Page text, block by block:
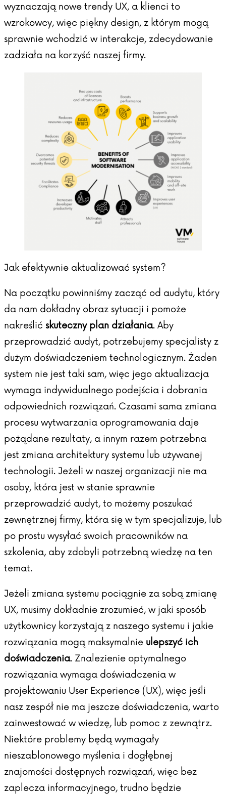
wyznaczają nowe trendy UX, a klienci to
wzrokowcy, więc piękny design, z którym mogą
sprawnie wchodzić w interakcje, zdecydowanie
zadziała na korzyść naszej firmy.
Jak efektywnie aktualizować system?
Na początku powinniśmy zacząć od audytu, który
da nam dokładny obraz sytuacji i pomoże
nakreślić skuteczny plan działania. Aby
przeprowadzić audyt, potrzebujemy specjalisty z
dużym doświadczeniem technologicznym. Żaden
system nie jest taki sam, więc jego aktualizacja
wymaga indywidualnego podejścia i dobrania
odpowiednich rozwiązań. Czasami sama zmiana
procesu wytwarzania oprogramowania daje
pożądane rezultaty, a innym razem potrzebna
jest zmiana architektury systemu lub używanej
technologii. Jeżeli w naszej organizacji nie ma
osoby, która jest w stanie sprawnie
przeprowadzić audyt, to możemy poszukać
zewnętrznej firmy, która się w tym specjalizuje, lub
po prostu wysyłać swoich pracowników na
szkolenia, aby zdobyli potrzebną wiedzę na ten
temat.
Jeżeli zmiana systemu pociągnie za sobą zmianę
UX, musimy dokładnie zrozumieć, w jaki sposób
użytkownicy korzystają z naszego systemu i jakie
rozwiązania mogą maksymalnie ulepszyć ich
doświadczenia. Znalezienie optymalnego
rozwiązania wymaga doświadczenia w
projektowaniu User Experience (UX), więc jeśli
nasz zespół nie ma jeszcze doświadczenia, warto
zainwestować w wiedzę, lub pomoc z zewnątrz.
Niektóre problemy będą wymagały
nieszablonowego myślenia i dogłębnej
znajomości dostępnych rozwiązań, więc bez
zaplecza informacyjnego, trudno będzie